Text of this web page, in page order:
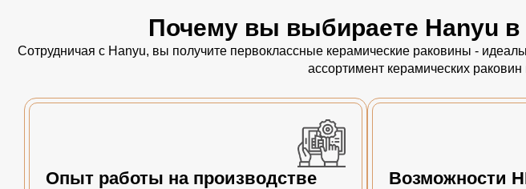
Почему вы выбираете Hanyu в
Сотрудничая с Hanyu, вы получите первоклассные керамические раковины -
ассортимент керамических
Опыт работы на производстве Возможности